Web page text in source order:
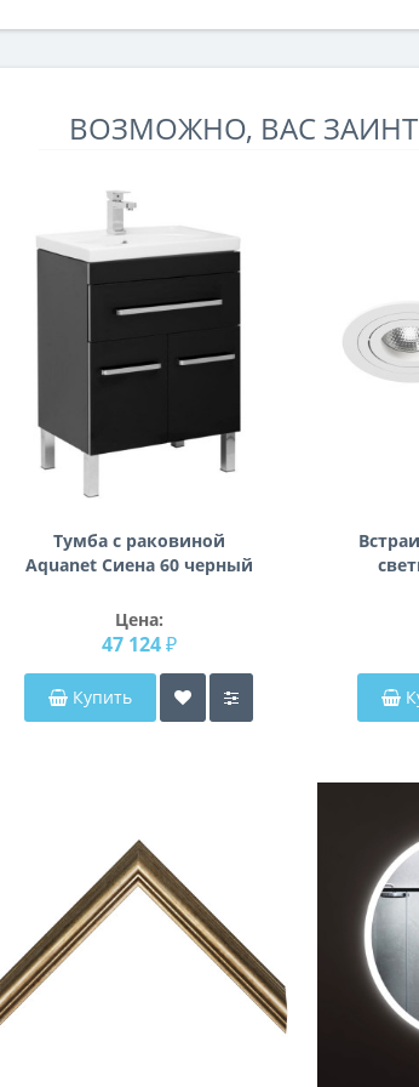
ВОЗМОЖНО, ВАС
Тумба с раковиной
Aquanet Сиена 60 черный
дверцы)
Цена:
47 124 ₽
Купить